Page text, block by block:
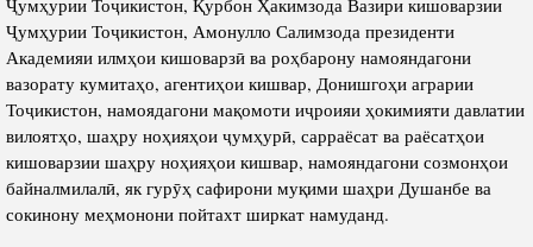
Хадамоти матбуот
ПРЕЗИДЕНТИ ҶУМҲУРИИ ТОҶИКИСТОН
Ҷумҳурии Тоҷикистон, Амонулло Салимзода президенти
Академияи илмҳои кишоварзӣ ва роҳбарону намояндагони
вазорату кумитаҳо, агентиҳои кишвар, Донишгоҳи аграрии
Тоҷикистон, намоядагони мақомоти иҷроияи ҳокимияти давлатии
вилоятҳо, шаҳру ноҳияҳои ҷумҳурӣ, сарраёсат ва раёсатҳои
кишоварзии шаҳру ноҳияҳои кишвар, намояндагони созмонҳои
байналмилалӣ, як гурӯҳ сафирони муқими шаҳри Душанбе ва
сокинону меҳмонони пойтахт ширкат намуданд.